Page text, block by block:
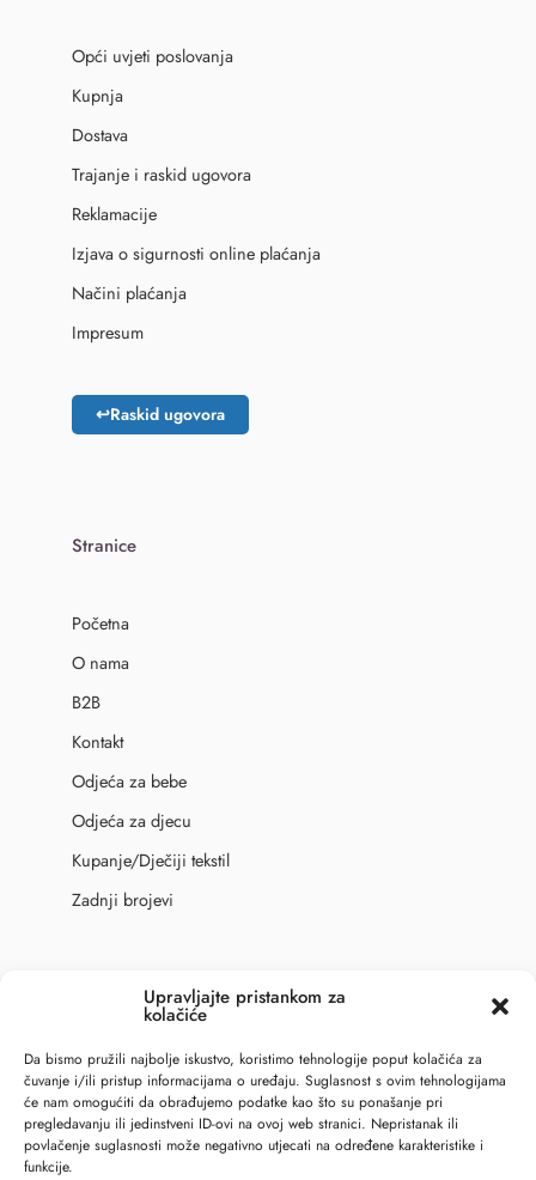
Upravljajte pristankom za
kolačiće
Da bismo pružili najbolje iskustvo, koristimo tehnologije poput kolačića za
čuvanje i/ili pristup informacijama o uređaju. Suglasnost s ovim tehnologijama
će nam omogućiti da obrađujemo podatke kao što su ponašanje pri
pregledavanju ili jedinstveni ID-ovi na ovoj web stranici. Nepristanak ili
povlačenje suglasnosti može negativno utjecati na određene karakteristike i
funkcije.
Opći uvjeti poslovanja
Kupnja
Dostava
Trajanje i raskid ugovora
Reklamacije
Izjava o sigurnosti online plaćanja
Načini plaćanja
Impresum
↩Raskid ugovora
Stranice
Početna
O nama
B2B
Kontakt
Odjeća za bebe
Odjeća za djecu
Kupanje/Dječiji tekstil
Zadnji brojevi
Sigurno online plaćanje